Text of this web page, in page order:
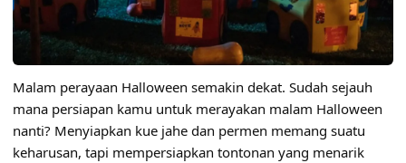
Malam perayaan Halloween semakin dekat. Sudah sejauh
mana persiapan kamu untuk merayakan malam Halloween
nanti? Menyiapkan kue jahe dan permen memang suatu
keharusan, tapi mempersiapkan tontonan yang menarik